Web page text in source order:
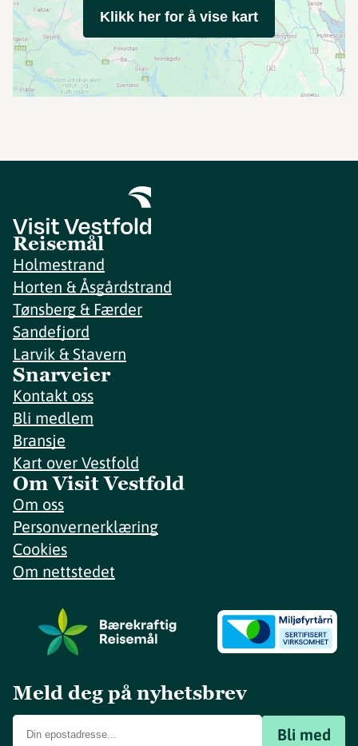
Klikk her for å vise kart
Reisemål
Holmestrand
Horten & Åsgårdstrand
Tønsberg & Færder
Sandefjord
Larvik & Stavern
Snarveier
Kontakt oss
Bli medlem
Bransje
Kart over Vestfold
Om Visit Vestfold
Om oss
Personvernerklæring
Cookies
Om nettstedet
Meld deg på nyhetsbrev
Bli med